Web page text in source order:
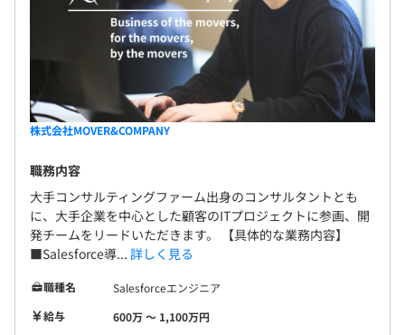
株式会社MOVER&COMPANY
職務内容
大手コンサルティングファーム出身のコンサルタントとも
に、大手企業を中心とした顧客のITプロジェクトに参画、開
発チームをリードいただきます。 【具体的な業務内容】
■Salesforce導... 詳しく見る
職種名
Salesforceエンジニア
給与
600万 〜 1,100万円